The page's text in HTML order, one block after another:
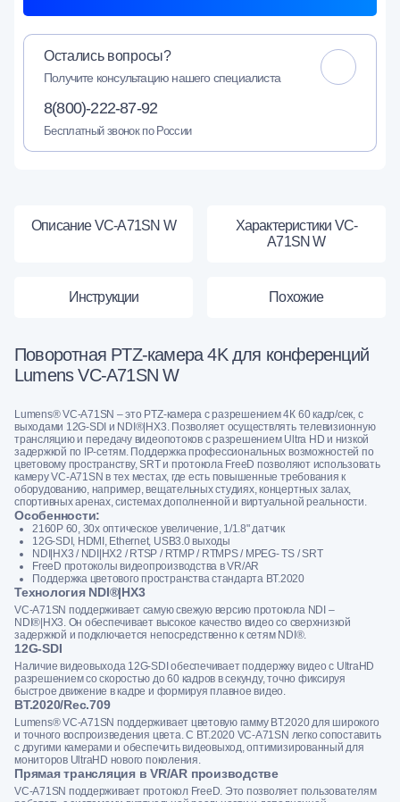
Остались вопросы?
Получите консультацию нашего специалиста
8(800)-222-87-92
Бесплатный звонок по России
Описание VC-A71SN W
Характеристики VC-
A71SN W
Инструкции Похожие
Поворотная PTZ-камера 4K для конференций
Lumens VC-A71SN W
Lumens® VC-A71SN – это PTZ-камера c разрешением 4К 60 кадр/сек, с
выходами 12G-SDI и NDI®|HX3. Позволяет осуществлять телевизионную
трансляцию и передачу видеопотоков с разрешением Ultra HD и низкой
задержкой по IP-сетям. Поддержка профессиональных возможностей по
цветовому пространству, SRT и протокола FreeD позволяют использовать
камеру VC-A71SN в тех местах, где есть повышенные требования к
оборудованию, например, вещательных студиях, концертных залах,
спортивных аренах, системах дополненной и виртуальной реальности.
Особенности:
2160P 60, 30x оптическое увеличение, 1/1.8" датчик
12G-SDI, HDMI, Ethernet, USB3.0 выходы
NDI|HX3 / NDI|HX2 / RTSP / RTMP / RTMPS / MPEG- TS / SRT
FreeD протоколы видеопроизводства в VR/AR
Поддержка цветового пространства стандарта BT.2020
Технология NDI®|HX3
VC-A71SN поддерживает самую свежую версию протокола NDI –
NDI®|HX3. Он обеспечивает высокое качество видео со сверхнизкой
задержкой и подключается непосредственно к сетям NDI®.
12G-SDI
Наличие видеовыхода 12G-SDI обеспечивает поддержку видео с UltraHD
разрешением со скоростью до 60 кадров в секунду, точно фиксируя
быстрое движение в кадре и формируя плавное видео.
BT.2020/Rec.709
Lumens® VC-A71SN поддерживает цветовую гамму BT.2020 для широкого
и точного воспроизведения цвета. С BT.2020 VC-A71SN легко сопоставить
с другими камерами и обеспечить видеовыход, оптимизированный для
мониторов UltraHD нового поколения.
Прямая трансляция в VR/AR производстве
VC-A71SN поддерживает протокол FreeD. Это позволяет пользователям